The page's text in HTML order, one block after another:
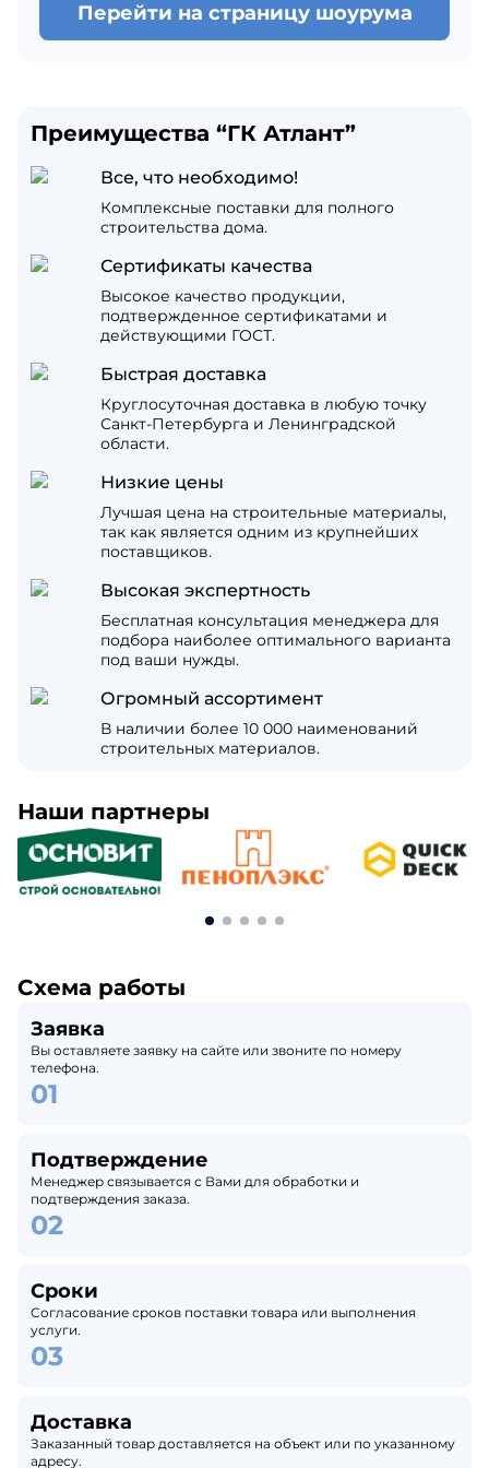
Перейти на страницу шоурума
Преимущества “ГК Атлант”
Все, что необходимо!
Комплексные поставки для полного
строительства дома.
Сертификаты качества
Высокое качество продукции,
подтвержденное сертификатами и
действующими ГОСТ.
Быстрая доставка
Круглосуточная доставка в любую точку
Санкт-Петербурга и Ленинградской
области.
Низкие цены
Лучшая цена на строительные материалы,
так как является одним из крупнейших
поставщиков.
Высокая экспертность
Бесплатная консультация менеджера для
подбора наиболее оптимального варианта
под ваши нужды.
Огромный ассортимент
В наличии более 10 000 наименований
строительных материалов.
Наши партнеры
Схема работы
Заявка
Вы оставляете заявку на сайте или звоните по номеру
телефона.
Подтверждение
Менеджер связывается с Вами для обработки и
подтверждения заказа.
Сроки
Согласование сроков поставки товара или выполнения
услуги.
Доставка
Заказанный товар доставляется на объект или по указанному
адресу.